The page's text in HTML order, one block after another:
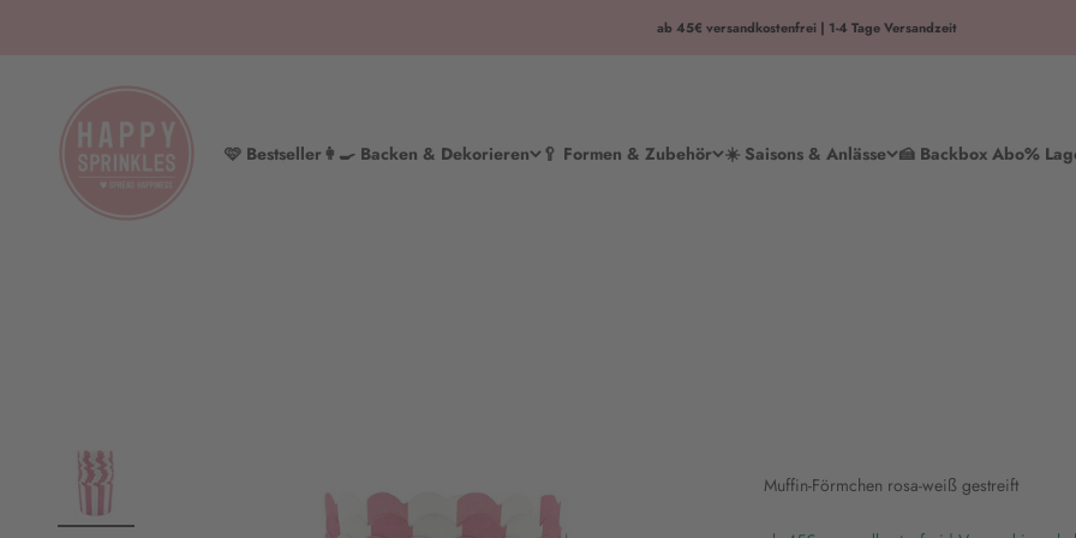
ab 45€ versandkostenfrei | 1-4 Tage Versandzeit
🩷 Bestseller👩‍🍳 Backen & Dekorieren 🥄 Formen & Zubehör ☀️ Saisons & Anlässe 🍰 Backbox Abo%
HAPPY SPRINKLES | D2C
Muffin-Förmchen rosa-weiß gestreift